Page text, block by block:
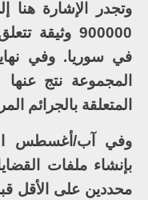
وتجدر الإشارة هنا
900000 وثيقة
في سوريا. وفي
المجموعة نتج
المتعلقة بالجرائم
وفي آب/أغسطس
بإنشاء ملفات
محددين على الأقل